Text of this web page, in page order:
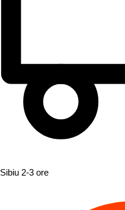
Sibiu 2-3 ore